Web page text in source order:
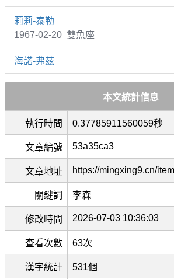
莉莉-泰勒
1967-02-20 雙魚座
海諾-弗茲
本文統計信息
執行時間 0.37785911560059秒
文章編號 53a35ca3
文章地址 https://mingxing9.cn/
關鍵詞 李森
修改時間 2026-07-03 10:36:03
查看次數 63次
漢字統計 531個